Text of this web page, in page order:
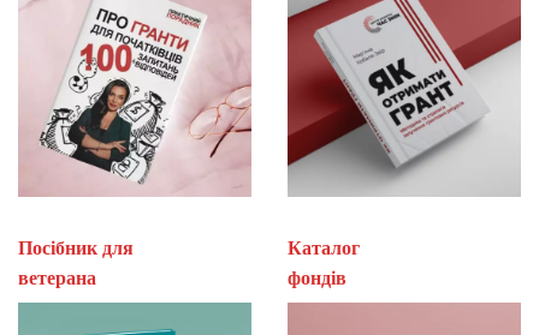
Посібник для
ветерана
Каталог